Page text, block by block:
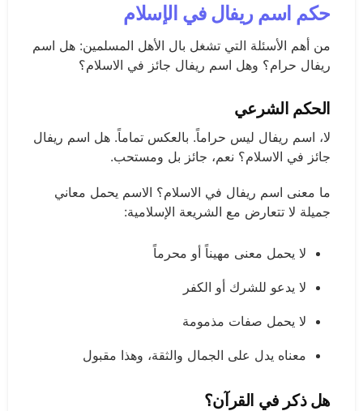
حكم اسم ريفال في الإسلام
من أهم الأسئلة التي تشغل بال الأهل المسلمين: هل اسم
ريفال حرام؟ وهل اسم ريفال جائز في الاسلام؟
الحكم الشرعي
لا، اسم ريفال ليس حراماً. بالعكس تماماً. هل اسم ريفال
جائز في الاسلام؟ نعم، جائز بل ومستحب.
ما معنى اسم ريفال في الاسلام؟ الاسم يحمل معاني
جميلة لا تتعارض مع الشريعة الإسلامية:
لا يحمل معنى مهيناً أو محرماً
لا يدعو للشرك أو الكفر
لا يحمل صفات مذمومة
معناه يدل على الجمال والثقة، وهذا مقبول
هل ذكر في القرآن؟